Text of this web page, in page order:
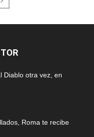
Diablo otra vez, en
Roma te recibe